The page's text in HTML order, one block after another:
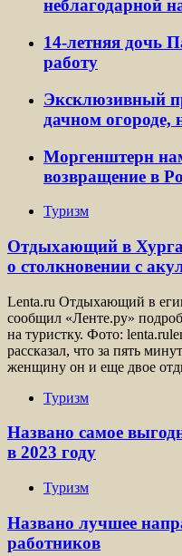
неблагодарной
14-летняя дочь
работу
Эксклюзивный
дачном огороде,
Моргенштерн
возвращение в
Туризм
Отдыхающий в
о столкновении с
Lenta.ru Отдыхающий в
сообщил «Ленте.ру»
на туристку. Фото:
рассказал, что за пять
женщину он и еще двое
Туризм
Названо самое
в 2023 году
Туризм
Названо лучшее
работников